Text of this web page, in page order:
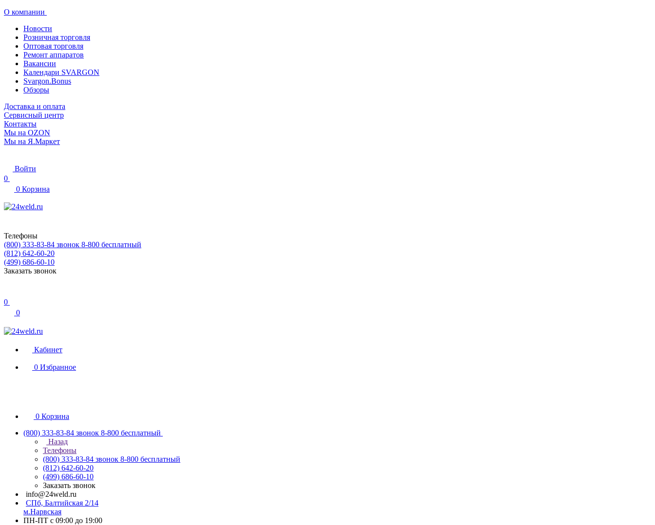
О компании
Новости
Розничная торговля
Оптовая торговля
Ремонт аппаратов
Вакансии
Календари SVARGON
Svargon.Bonus
Обзоры
Доставка и оплата
Сервисный центр
Контакты
Мы на OZON
Мы на Я.Маркет
Войти
0
0 Корзина
Телефоны
(800) 333-83-84 звонок 8-800 бесплатный
(812) 642-60-20
(499) 686-60-10
Заказать звонок
0
0
Кабинет
0 Избранное
0 Корзина
(800) 333-83-84 звонок 8-800 бесплатный
Назад
Телефоны
(800) 333-83-84 звонок 8-800 бесплатный
(812) 642-60-20
(499) 686-60-10
Заказать звонок
info@24weld.ru
СПб, Балтийская 2/14
м.Нарвская
ПН-ПТ с 09:00 до 19:00